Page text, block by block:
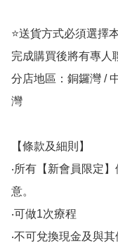
⭐送貨方式必須選擇
完成購買後將有專人
分店地區：銅鑼灣 /
灣
【條款及細則】
‧所有【新會員限定
意。
‧可做1次療程
‧不可兌換現金及與